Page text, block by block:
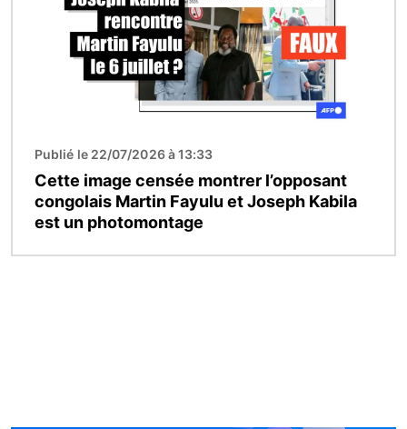
Publié le 22/07/2026 à 13:33
Cette image censée montrer l’opposant
congolais Martin Fayulu et Joseph Kabila
est un photomontage